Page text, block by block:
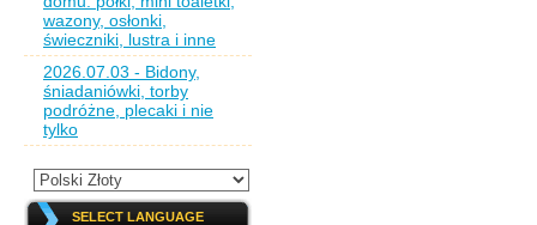
wazony, osłonki,
świeczniki, lustra i inne
2026.07.03 - Bidony,
śniadaniówki, torby
podróżne, plecaki i nie
tylko
SELECT LANGUAGE